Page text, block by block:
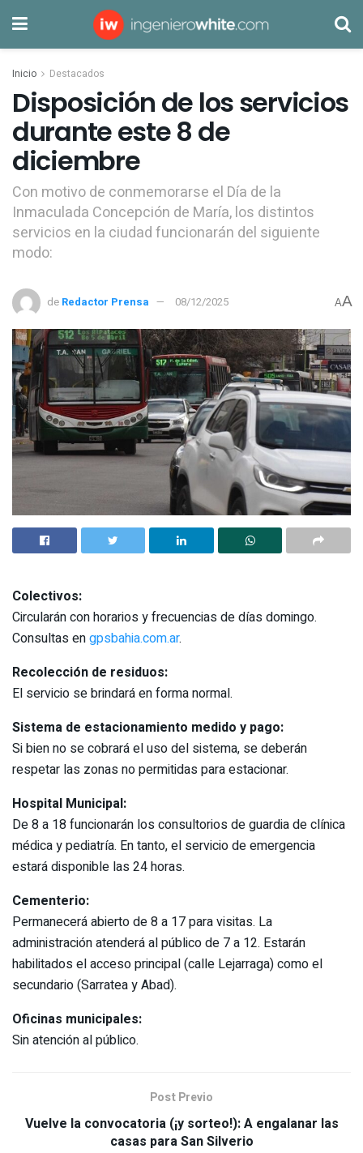
Inicio Destacados
Disposición de los servicios
durante este 8 de
diciembre
Con motivo de conmemorarse el Día de la
Inmaculada Concepción de María, los distintos
servicios en la ciudad funcionarán del siguiente
modo:
de Redactor Prensa 08/12/2025 AA
Colectivos:
Circularán con horarios y frecuencias de días domingo.
Consultas engpsbahia.com.ar.
Recolección de residuos:
El servicio se brindará en forma normal.
Sistema de estacionamiento medido y pago:
Si bien no se cobrará el uso del sistema, se deberán
respetar las zonas no permitidas para estacionar.
Hospital Municipal:
De 8 a 18 funcionarán los consultorios de guardia de clínica
médica y pediatría. En tanto, el servicio de emergencia
estará disponible las 24 horas.
Cementerio:
Permanecerá abierto de 8 a 17 para visitas. La
administración atenderá al público de 7 a 12. Estarán
habilitados el acceso principal (calle Lejarraga) como el
secundario (Sarratea y Abad).
Oficinas municipales:
Sin atención al público.
Post Previo
Vuelve la convocatoria (¡y sorteo!): A engalanar las
casas para San Silverio